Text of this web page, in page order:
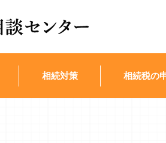
相続対策 相続税の